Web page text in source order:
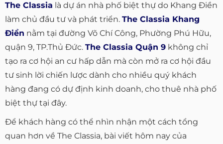
The Classia là dự án nhà phố biệt thự do Khang Điền
làm chủ đầu tư và phát triển. The Classia Khang
Điền nằm tại đường Võ Chí Công, Phường Phú Hữu,
quận 9, TP.Thủ Đức. The Classia Quận 9 không chỉ
tạo ra cơ hội an cư hấp dẫn mà còn mở ra cơ hội đầu
tư sinh lời chiến lược dành cho nhiều quý khách
hàng đang có dự định kinh doanh, cho thuê nhà phố
biệt thự tại đây.
Để khách hàng có thể nhìn nhận một cách tổng
quan hơn về The Classia, bài viết hôm nay của